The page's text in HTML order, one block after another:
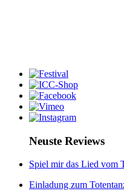
Neuste Reviews
Spiel mir das Lied vom
Einladung zum